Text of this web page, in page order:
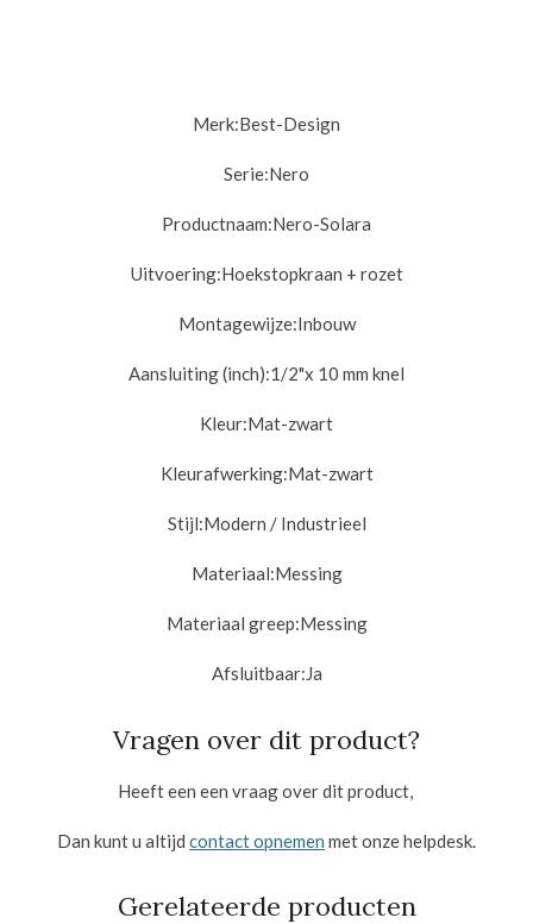
Merk:Best-Design
Serie:Nero
Productnaam:Nero-Solara
Uitvoering:Hoekstopkraan + rozet
Montagewijze:Inbouw
Aansluiting (inch):1/2"x 10 mm knel
Kleur:Mat-zwart
Kleurafwerking:Mat-zwart
Stijl:Modern / Industrieel
Materiaal:Messing
Materiaal greep:Messing
Afsluitbaar:Ja
Vragen over dit product?
Heeft een een vraag over dit product,
Dan kunt u altijd contact opnemen met onze helpdesk.
Gerelateerde producten